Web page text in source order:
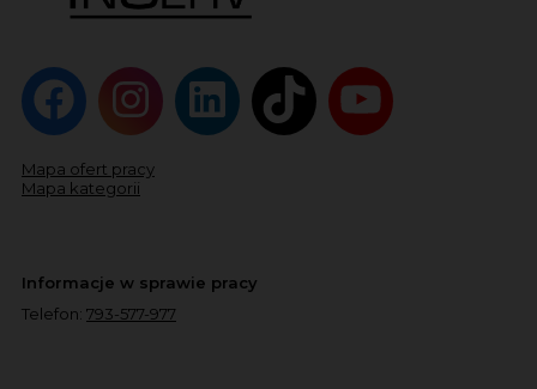
Mapa ofert pracy
Mapa kategorii
Informacje w sprawie pracy
Telefon: 793-577-977